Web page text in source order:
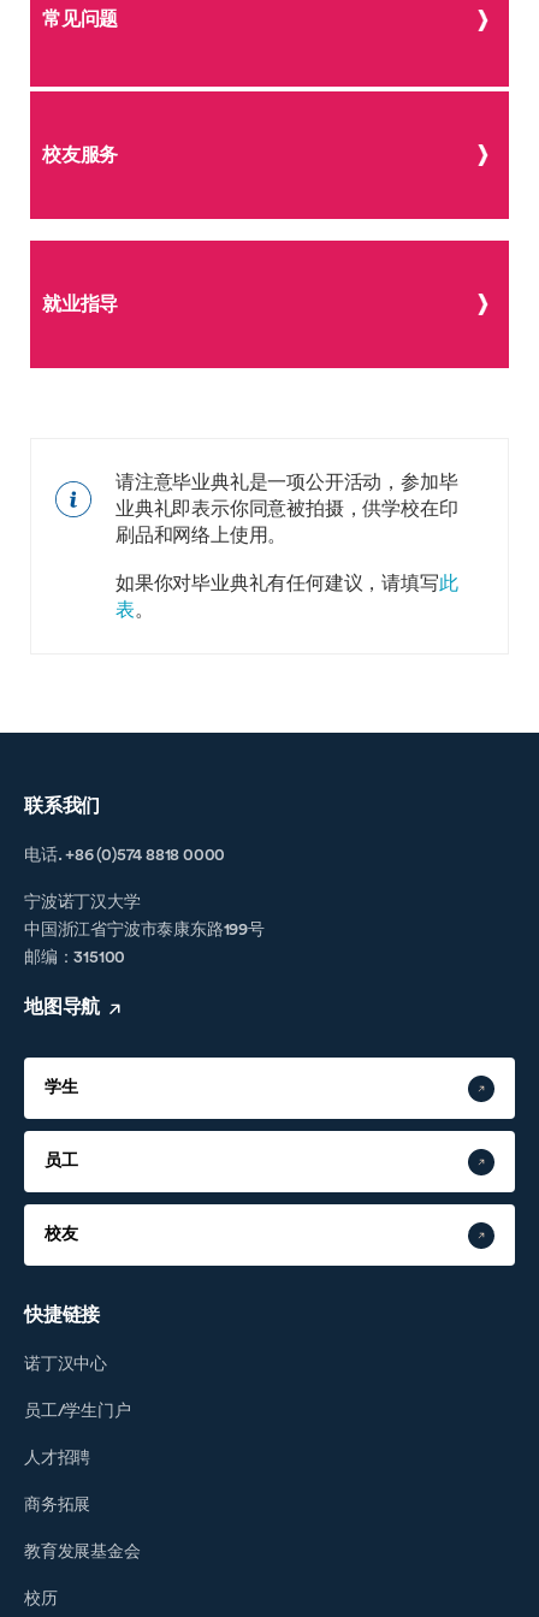
常见问题
校友服务
就业指导
请注意毕业典礼是一项公开活动，参加毕
业典礼即表示你同意被拍摄，供学校在印
刷品和网络上使用。
如果你对毕业典礼有任何建议，请填写此
表。
联系我们
电话. +86 (0)574 8818 0000
宁波诺丁汉大学
中国浙江省宁波市泰康东路199号
邮编：315100
地图导航
学生
员工
校友
快捷链接
诺丁汉中心
员工/学生门户
人才招聘
商务拓展
教育发展基金会
校历